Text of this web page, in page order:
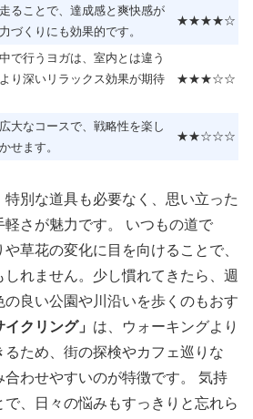
ることで、達成感と爽快感が
づくりにも効果的です。
★★★★☆
で行うヨガは、室内とは違う
り深いリラックス効果が期待
★★★☆☆
大なコースで、戦略性を楽し
せます。
★★☆☆☆
特別な道具も必要なく、思い立った
軽さが魅力です。 いつもの道で
草花の変化に目を向けることで、
れません。少し慣れてきたら、週
良い公園や川沿いを歩くのもおす
イクリング」 は、ウォーキングより
るため、街の探検やカフェ巡りな
合わせやすいのが特徴です。 気持
、日々の悩みもすっきりと忘れら